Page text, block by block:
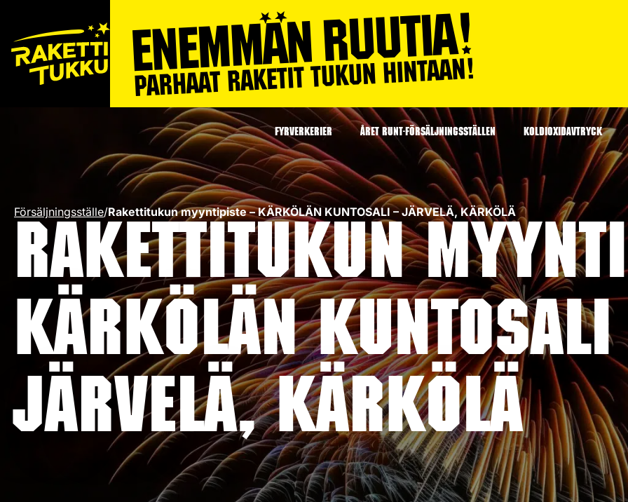
FYRVERKERIER ÅRET RUNT-FÖRSÄLJNINGSSTÄLLEN KOLDIOXIDAVTRYCK
Försäljningsställe/Rakettitukun myyntipiste – KÄRKÖLÄN KUNTOSALI – JÄRVELÄ, KÄRKÖLÄ
Rakettitukun
KÄRKÖLÄN
JÄRVELÄ, KÄRKÖLÄ